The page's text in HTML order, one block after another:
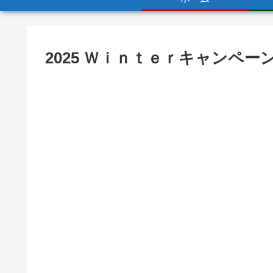
2025 Ｗｉｎｔｅｒキャンペー